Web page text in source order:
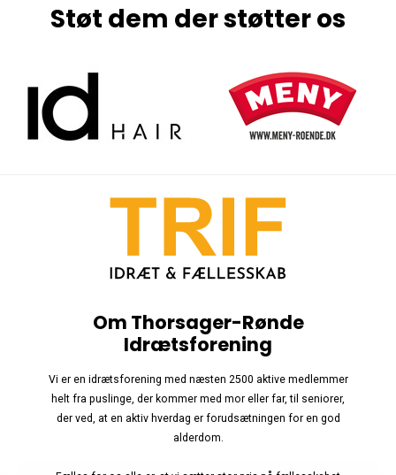
Støt dem der støtter os
Om Thorsager-Rønde
Idrætsforening
Vi er en idrætsforening med næsten 2500 aktive medlemmer
helt fra puslinge, der kommer med mor eller far, til seniorer,
der ved, at en aktiv hverdag er forudsætningen for en god
alderdom.